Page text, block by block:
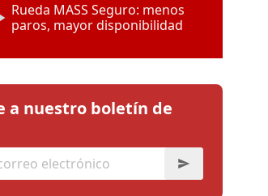
Rueda MASS Seguro: menos
paros, mayor disponibilidad
a nuestro boletín de